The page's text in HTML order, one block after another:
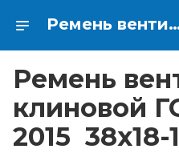
Ремень вентиляторный клиновой ГОСТ 5813-2015 38х18-
Ремень
клиновой
2015 38х18-